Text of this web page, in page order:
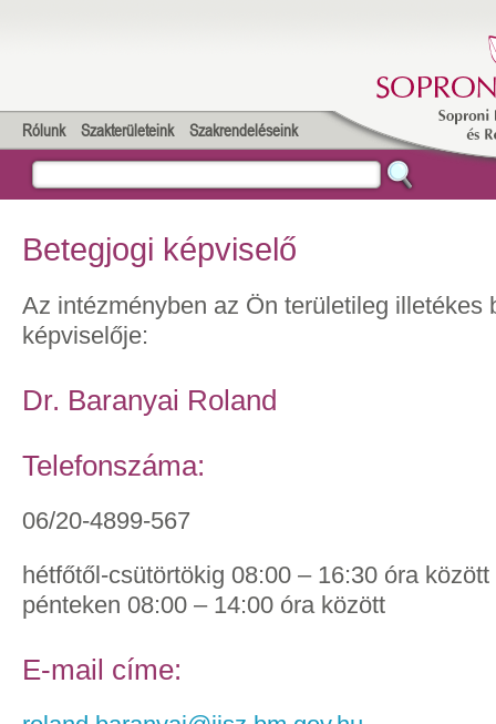
Rólunk Szakterületeink Szakrendeléseink
Betegjogi képviselő
Az intézményben az Ön területileg illetékes
képviselője:
Dr. Baranyai Roland
Telefonszáma:
06/20-4899-567
hétfőtől-csütörtökig 08:00 – 16:30 óra között
pénteken 08:00 – 14:00 óra között
E-mail címe: